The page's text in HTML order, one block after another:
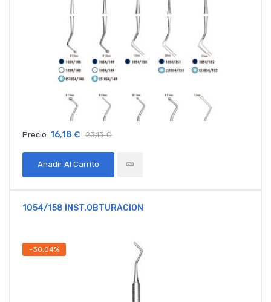
Precio: 16,18 € 23,13 €
Añadir Al Carrito
1054/158 INST.OBTURACION
-30,04%